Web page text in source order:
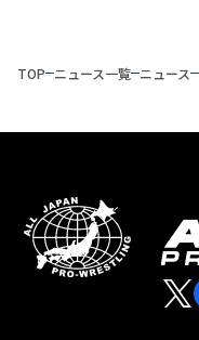
TOP ニュース一覧 ニュース